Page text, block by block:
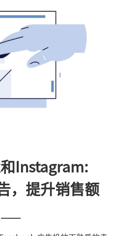
Instagram:
，提升销售额